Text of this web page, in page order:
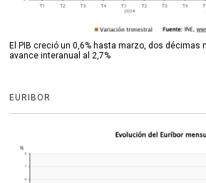
El PIB creció un 0,6% hasta marzo, dos décimas
avance interanual al 2,7%
EURIBOR